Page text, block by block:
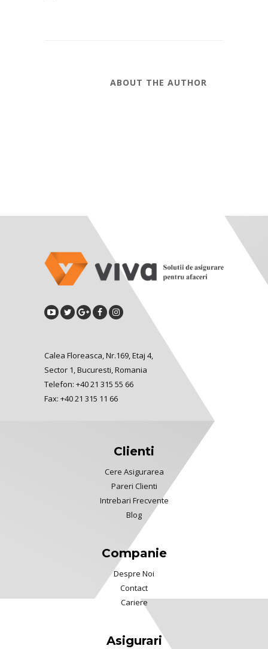
ABOUT THE AUTHOR
Calea Floreasca, Nr.169, Etaj 4,
Sector 1, Bucuresti, Romania
Telefon: +40 21 315 55 66
Fax: +40 21 315 11 66
Clienti
Cere Asigurarea
Pareri Clienti
Intrebari Frecvente
Blog
Companie
Despre Noi
Contact
Cariere
Asigurari